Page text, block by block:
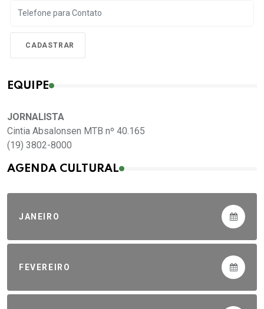
EQUIPE
JORNALISTA
Cintia Absalonsen MTB nº 40.165
(19) 3802-8000
AGENDA CULTURAL
JANEIRO
FEVEREIRO